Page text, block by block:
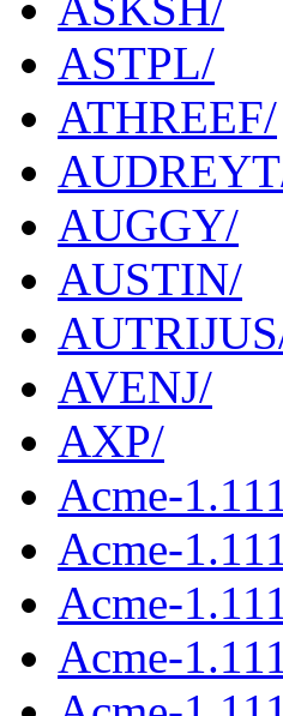
ASTPL/
ATHREEF/
AUGGY/
AUSTIN/
AVENJ/
AXP/
Acme-
Acme-
Acme-
Acme-